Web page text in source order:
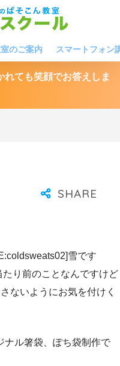
のご案内 スマートフォン
ても笑顔でお答えしま
雪です
り前のことなんですけど
ないようにお気を付けく
ナル箸袋、ぽち袋制作で